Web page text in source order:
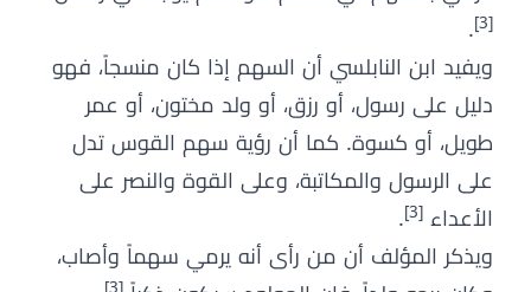
[3]
.
ويفيد ابن النابلسي أن السهم إذا كان منسجاً، فهو
دليل على رسول، أو رزق، أو ولد مختون، أو عمر
طويل، أو كسوة. كما أن رؤية سهم القوس تدل
على الرسول والمكاتبة، وعلى القوة والنصر على
الأعداء [3]
.
ويذكر المؤلف أن من رأى أنه يرمي سهماً وأصاب،